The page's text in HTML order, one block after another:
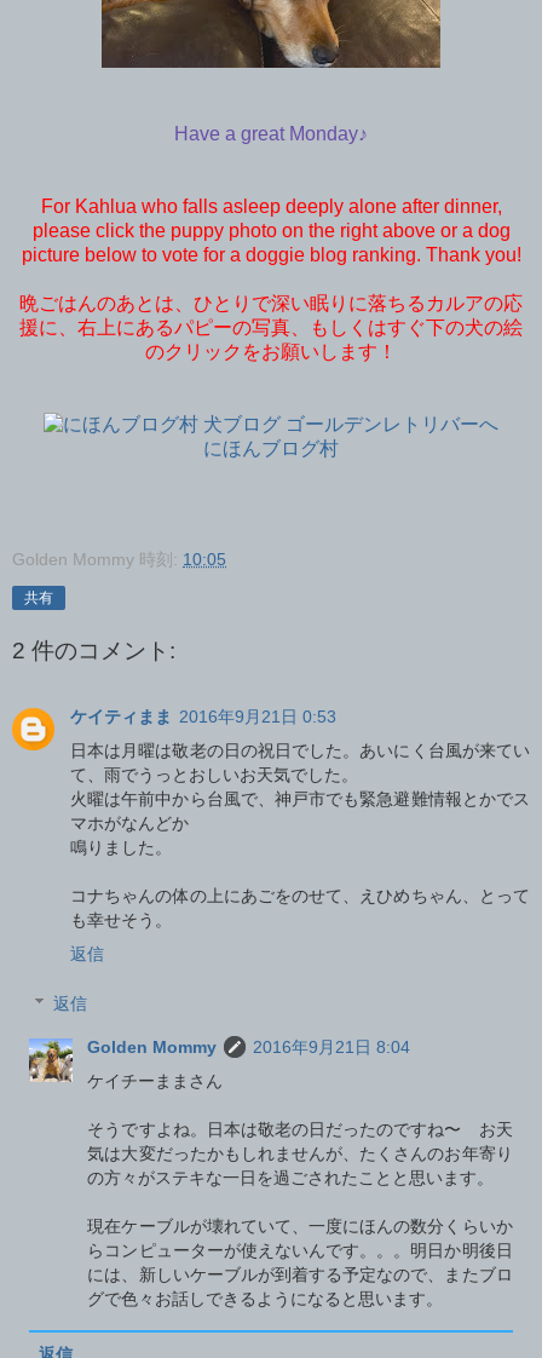
Have a great Monday♪
For Kahlua who falls asleep deeply alone after dinner,
please click the puppy photo on the right above or a dog
picture below to vote for a doggie blog ranking. Thank you!
晩ごはんのあとは、ひとりで深い眠りに落ちるカルアの応
援に、右上にあるパピーの写真、もしくはすぐ下の犬の絵
のクリックをお願いします！
にほんブログ村
Golden Mommy 時刻: 10:05
共有
2 件のコメント:
ケイティまま
2016年9月21日 0:53
日本は月曜は敬老の日の祝日でした。あいにく台風が来てい
て、雨でうっとおしいお天気でした。
火曜は午前中から台風で、神戸市でも緊急避難情報とかでス
マホがなんどか
鳴りました。
コナちゃんの体の上にあごをのせて、えひめちゃん、とって
も幸せそう。
返信
返信
Golden Mommy
2016年9月21日 8:04
ケイチーままさん
そうですよね。日本は敬老の日だったのですね〜 お天
気は大変だったかもしれませんが、たくさんのお年寄り
の方々がステキな一日を過ごされたことと思います。
現在ケーブルが壊れていて、一度にほんの数分くらいか
らコンピューターが使えないんです。。。明日か明後日
には、新しいケーブルが到着する予定なので、またブロ
グで色々お話しできるようになると思います。
返信